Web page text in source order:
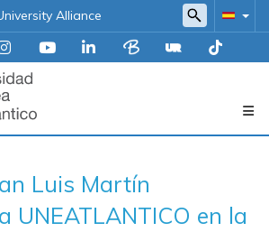
Alliance
Luis Martín
UNEATLANTICO en la